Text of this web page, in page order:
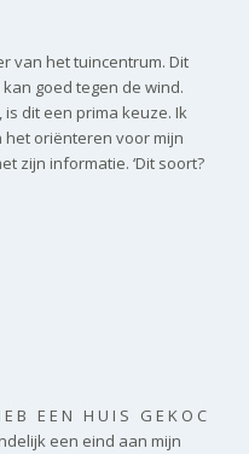
van het tuincentrum. Dit
goed tegen de wind.
dit een prima keuze. Ik
het oriënteren voor mijn
zijn informatie. ‘Dit soort?
B E E N H U I S G E K O C
een eind aan mijn